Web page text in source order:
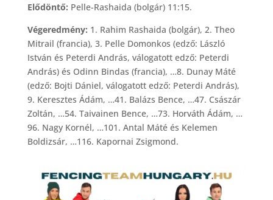
Elődöntő: Pelle-Rashaida (bolgár) 11:15.
Végeredmény: 1. Rahim Rashaida (bolgár), 2. Theo
Mitrail (francia), 3. Pelle Domonkos (edző: László
István és Peterdi András, válogatott edző: Peterdi
András) és Odinn Bindas (francia), …8. Dunay Máté
(edző: Bojti Dániel, válogatott edző: Peterdi András),
9. Keresztes Ádám, …41. Balázs Bence, …47. Császár
Zoltán, …54. Taivainen Bence, …73. Horváth Ádám, …
96. Nagy Kornél, …101. Antal Máté és Kelemen
Boldizsár, …116. Kapornai Zsigmond.